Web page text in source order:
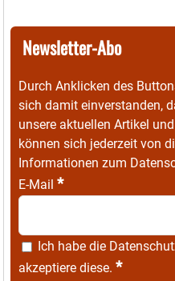
Newsletter-Abo
Durch Anklicken des
sich damit einverstanden,
unsere aktuellen Artikel
können sich jederzeit von
Informationen zum
E-Mail *
Ich habe die
akzeptiere diese. *